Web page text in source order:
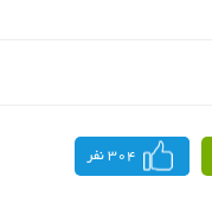
304 نفر